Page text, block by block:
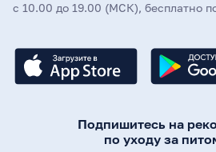
с 10.00 до 19.00 (МСК), бесплатно
Подпишитесь на
по уходу за